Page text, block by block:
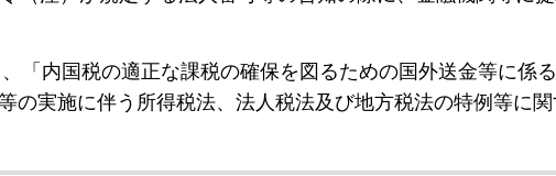
「内国税の適正な課税の確保を図るための国外送金等に係
の実施に伴う所得税法、法人税法及び地方税法の特例等に関